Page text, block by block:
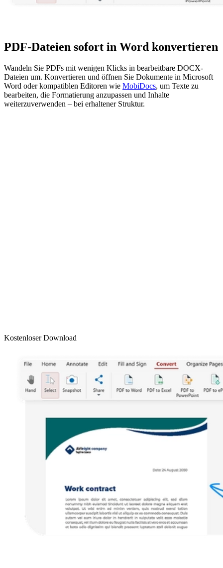
PDF-Dateien sofort in Word konvertieren
Wandeln Sie PDFs mit wenigen Klicks in bearbeitbare DOCX-
Dateien um. Konvertieren und öffnen Sie Dokumente in Microsoft
Word oder kompatiblen Editoren wie MobiDocs, um Texte zu
bearbeiten, die Formatierung anzupassen und Inhalte
weiterzuverwenden – bei erhaltener Struktur.
Kostenloser Download